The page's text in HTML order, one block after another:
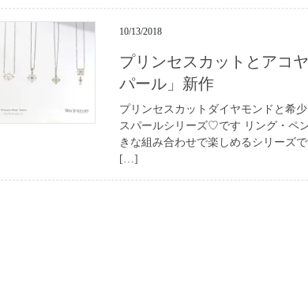
10/13/2018
プリンセスカットとアコ
パール」新作
プリンセスカットダイヤモンドと希
スパールシリーズ♡です リング・ペ
きな組み合わせで楽しめるシリーズ
[…]